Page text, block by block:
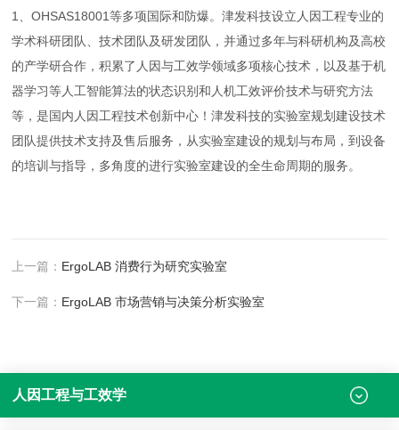
1、OHSAS18001等多项国际和防爆。津发科技设立人因工程专业的
学术科研团队、技术团队及研发团队，并通过多年与科研机构及高校
的产学研合作，积累了人因与工效学领域多项核心技术，以及基于机
器学习等人工智能算法的状态识别和人机工效评价技术与研究方法
等，是国内人因工程技术创新中心！津发科技的实验室规划建设技术
团队提供技术支持及售后服务，从实验室建设的规划与布局，到设备
的培训与指导，多角度的进行实验室建设的全生命周期的服务。
上一篇： ErgoLAB 消费行为研究实验室
下一篇： ErgoLAB 市场营销与决策分析实验室
人因工程与工效学